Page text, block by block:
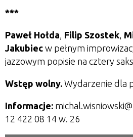
***
Paweł Hołda, Filip Szostek,
Jakubiec w pełnym
jazzowym popisie na cztery
Wstęp wolny. Wydarzenie dla
Informacje:
12 422 08 14 w. 26